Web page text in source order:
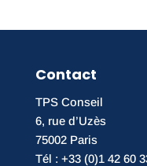
Contact
TPS Conseil
6, rue d’Uzès
75002 Paris
Tél : +33 (0)1 42 60